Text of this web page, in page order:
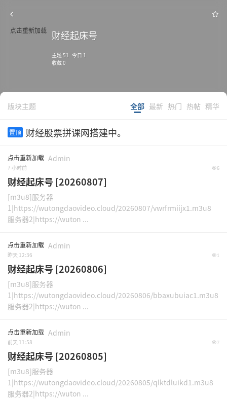
点击重新加载 财经起床号
主题 51 今日 1
收藏 0
版块主题 全部 最新 热门 热帖 精华
置顶 财经股票拼课网搭建中。
点击重新加载 Admin
7 小时前 6
财经起床号 [20260807]
[m3u8]服务器
1|https://wutongdaovideo.cloud/20260807/vwrfrmiijx1.m3u8
服务器2|https://wuton ...
点击重新加载 Admin
昨天 12:36 1
财经起床号 [20260806]
[m3u8]服务器
1|https://wutongdaovideo.cloud/20260806/bbaxubuiac1.m3u8
服务器2|https://wuton ...
点击重新加载 Admin
前天 11:58 7
财经起床号 [20260805]
[m3u8]服务器
1|https://wutongdaovideo.cloud/20260805/qlktdluikd1.m3u8
服务器2|https://wuton ...